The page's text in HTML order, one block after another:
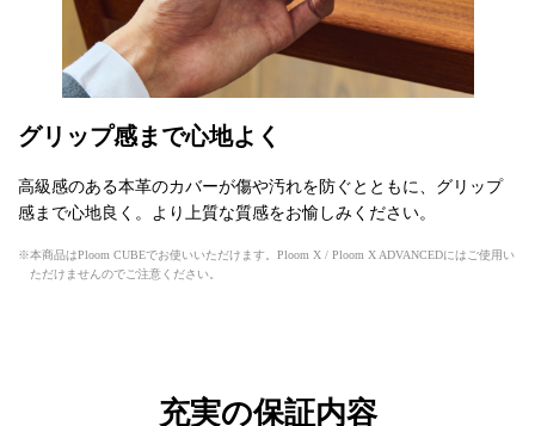
グリップ感まで心地よく
高級感のある本革のカバーが傷や汚れを防ぐとともに、グリップ
感まで心地良く。より上質な質感をお愉しみください。
本商品はPloom CUBEでお使いいただけます。Ploom X / Ploom X ADVANCEDにはご使用い
ただけませんのでご注意ください。
充実の保証内容